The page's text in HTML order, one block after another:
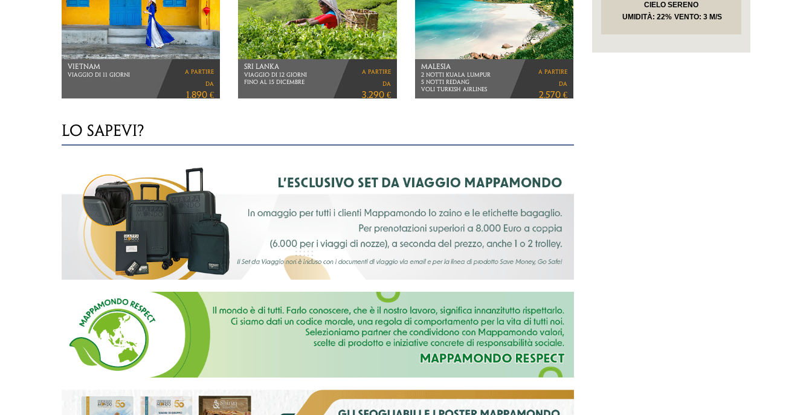
SOUTH KOREA BY
TRAIN
a partire
da
2.260 €
OMAN
VIAGGIO DI 8 GIORNI
VOLI DIRETTI OMAN AIR
a partire
da
2.330 €
TUTTO SUDAFRICA
MPUMALANGA > RISERVA
PRIVATA > CITTà DEL CAPO
VOLI LUFTHANSA
4.080 €
LO SAPEVI?
CIELO SERENO
UMIDITÀ: 22% VENTO: 3 M/S